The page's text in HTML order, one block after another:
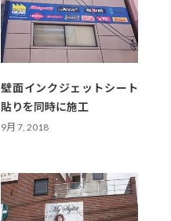
壁面インクジェットシート
貼りを同時に施工
9月 7, 2018